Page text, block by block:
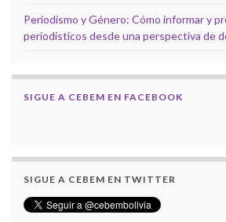
Periodismo y Género: Cómo informar y
periodísticos desde una perspectiva de
SIGUE A CEBEM EN FACEBOOK
SIGUE A CEBEM EN TWITTER